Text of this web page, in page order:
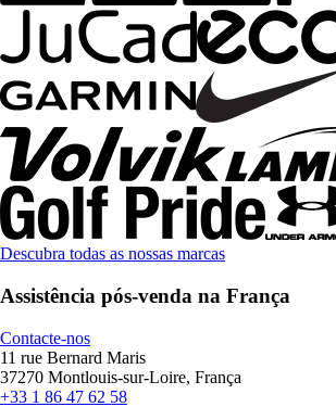
Descubra todas as nossas marcas
Assistência pós-venda na França
Contacte-nos
11 rue Bernard Maris
37270 Montlouis-sur-Loire, França
+33 1 86 47 62 58